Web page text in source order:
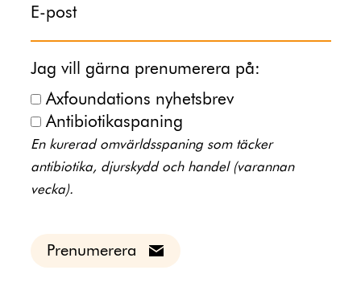
E-post
Jag vill gärna prenumerera på:
Axfoundations nyhetsbrev
Antibiotikaspaning
En kurerad omvärldsspaning som täcker
antibiotika, djurskydd och handel (varannan
vecka).
Prenumerera